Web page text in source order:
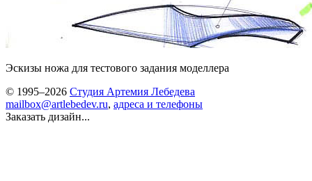
Эскизы ножа для тестового задания моделлера
© 1995–2026 Студия Артемия Лебедева
mailbox@artlebedev.ru, адреса и телефоны
Заказать дизайн...